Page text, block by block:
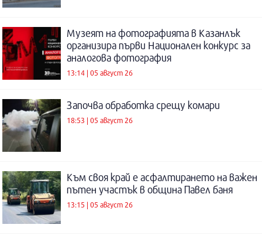
Музеят на фотографията в Казанлък
организира първи Национален конкурс за
аналогова фотография
13:14 | 05 август 26
Започва обработка срещу комари
18:53 | 05 август 26
Към своя край е асфалтирането на важен
пътен участък в община Павел баня
13:15 | 05 август 26